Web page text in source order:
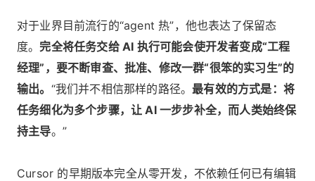
对于业界目前流行的“agent 热”，他也表达了保留态
度。 完全将任务交给 AI 执行可能会使开发者变成“工程
经理”，要不断审查、批准、修改一群“很笨的实习生”的
输出。 “我们并不相信那样的路径。最有效的方式是：将
任务细化为多个步骤，让 AI 一步步补全，而人类始终保
持主导。”
Cursor 的早期版本完全从零开发，不依赖任何已有编辑